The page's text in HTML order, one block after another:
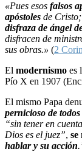
«Pues esos falsos
apóstoles de
disfraza de ángel
disfracen de
sus obras.» (2
El modernismo es
Pío X en 1907
El mismo Papa
pernicioso de
“sin tener en
Dios es el juez”, se
hablar y su acción